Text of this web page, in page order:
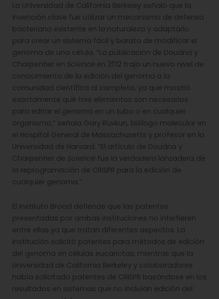
La Universidad de California Berkeley señaló que la
invención clave fue utilizar un mecanismo de defensa
bacteriano existente en la naturaleza y adaptarlo
para crear un sistema fácil y barato de modificar el
genoma de una célula. “La publicación de Doudna y
Charpentier en Science en 2012 trajo un nuevo nivel de
conocimiento de la edición del genoma a la
comunidad científica al completo, ya que mostró
exactamente qué tres elementos son necesarios
para editar el genoma en un tubo o en cualquier
organismo,” señala Gary Ruvkun, biólogo molecular en
el Hospital General de Massachusetts y profesor en la
Universidad de Harvard. “El artículo de Doudna y
Charpentier de Science fue la verdadera lanzadera de
la reprogramación de CRISPR para la edición de
cualquier genoma.”
El Instituto Broad defiende que las patentes
presentadas por ambas instituciones no interfieren
entre ellas ya que tratan diferentes aspectos. La
institución solicitó patentes para métodos de edición
del genoma en células eucariotas, mientras que la
Universidad de California Berkeley y colaboradores
había solicitado patentes de CRISPR basándose en los
resultados en sistemas que no incluían edición del